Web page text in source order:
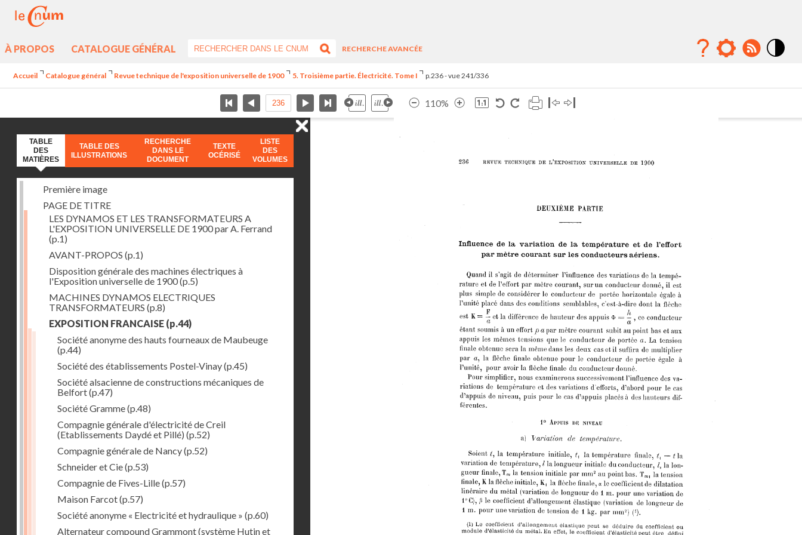
À PROPOS CATALOGUE GÉNÉRAL
RECHERCHE AVANCÉE
Accueil Catalogue général Revue technique de l'exposition universelle de 1900 5. Troisième partie. Électricité. Tome I p.236 - vue 241/336
110%
TABLE
DES
MATIÈRES
TABLE DES
ILLUSTRATIONS
RECHERCHE
DANS LE
DOCUMENT
TEXTE
OCÉRISÉ
LISTE
DES
VOLUMES
Première image
PAGE DE TITRE
LES DYNAMOS ET LES TRANSFORMATEURS A
L'EXPOSITION UNIVERSELLE DE 1900 par A. Ferrand
(p.1)
AVANT-PROPOS (p.1)
Disposition générale des machines électriques à
l'Exposition universelle de 1900(p.5)
MACHINES DYNAMOS ELECTRIQUES
TRANSFORMATEURS (p.8)
EXPOSITION FRANCAISE (p.44)
Société anonyme des hauts fourneaux de Maubeuge
(p.44)
Société des établissements Postel-Vinay(p.45)
Société alsacienne de constructions mécaniques de
Belfort(p.47)
Société Gramme(p.48)
Compagnie générale d'électricité de Creil
(Etablissements Daydé et Pillé) (p.52)
Compagnie générale de Nancy(p.52)
Schneider et Cie(p.53)
Compagnie de Fives-Lille(p.57)
Maison Farcot(p.57)
Société anonyme « Electricité et hydraulique » (p.60)
Alternateur compound Grammont (système Hutin et